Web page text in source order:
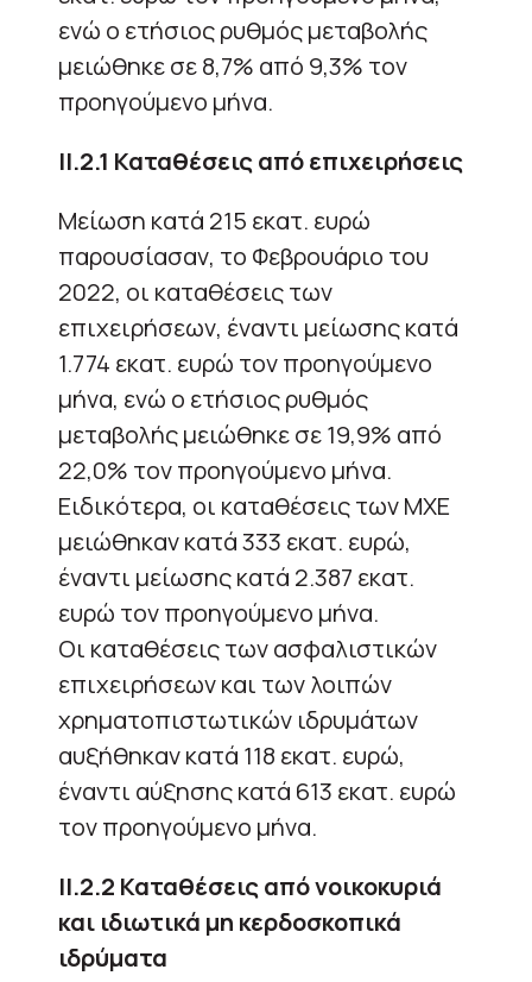
ενώ ο ετήσιος ρυθμός μεταβολής
μειώθηκε σε 8,7% από 9,3% τον
προηγούμενο μήνα.
ΙΙ.2.1 Καταθέσεις από επιχειρήσεις
Μείωση κατά 215 εκατ. ευρώ
παρουσίασαν, το Φεβρουάριο του
2022, οι καταθέσεις των
επιχειρήσεων, έναντι μείωσης κατά
1.774 εκατ. ευρώ τον προηγούμενο
μήνα, ενώ ο ετήσιος ρυθμός
μεταβολής μειώθηκε σε 19,9% από
22,0% τον προηγούμενο μήνα.
Ειδικότερα, οι καταθέσεις των MXE
μειώθηκαν κατά 333 εκατ. ευρώ,
έναντι μείωσης κατά 2.387 εκατ.
ευρώ τον προηγούμενο μήνα.
Οι καταθέσεις των ασφαλιστικών
επιχειρήσεων και των λοιπών
χρηματοπιστωτικών ιδρυμάτων
αυξήθηκαν κατά 118 εκατ. ευρώ,
έναντι αύξησης κατά 613 εκατ. ευρώ
τον προηγούμενο μήνα.
ΙΙ.2.2 Καταθέσεις από νοικοκυριά
και ιδιωτικά μη κερδοσκοπικά
ιδρύματα